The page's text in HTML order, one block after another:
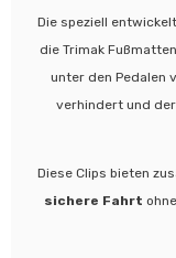
Die speziell
die Trimak
unter den Pedalen
verhindert und
Diese Clips bieten
sichere Fahrt